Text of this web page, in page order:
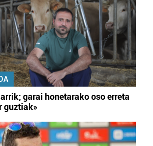
garai honetarako oso erreta
guztiak»